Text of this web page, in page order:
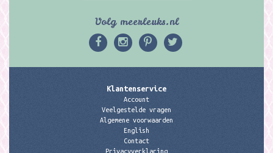
Volg meerleuks.nl
Klantenservice
Account
Veelgestelde vragen
Algemene voorwaarden
English
Contact
Privacyverklaring